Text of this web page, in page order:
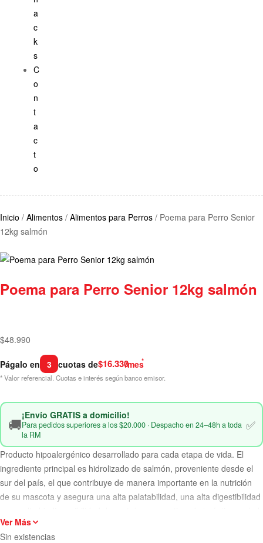
a
c
k
s
C
o
n
t
a
c
t
o
Inicio / Alimentos / Alimentos para Perros / Poema para Perro Senior
12kg salmón
Poema para Perro Senior 12kg salmón
$48.990
Págalo en 3 cuotas de$16.330/mes*
* Valor referencial. Cuotas e interés según banco emisor.
🚚
¡Envío GRATIS a domicilio!
Para pedidos superiores a los $20.000 · Despacho en 24–48h a toda
la RM
✅
Producto hipoalergénico desarrollado para cada etapa de vida. El
ingrediente principal es hidrolizado de salmón, proveniente desde el
sur del país, el que contribuye de manera importante en la nutrición
de su mascota y asegura una alta palatabilidad, una alta digestibilidad
de tu mascota.
Ver Más
Sin existencias